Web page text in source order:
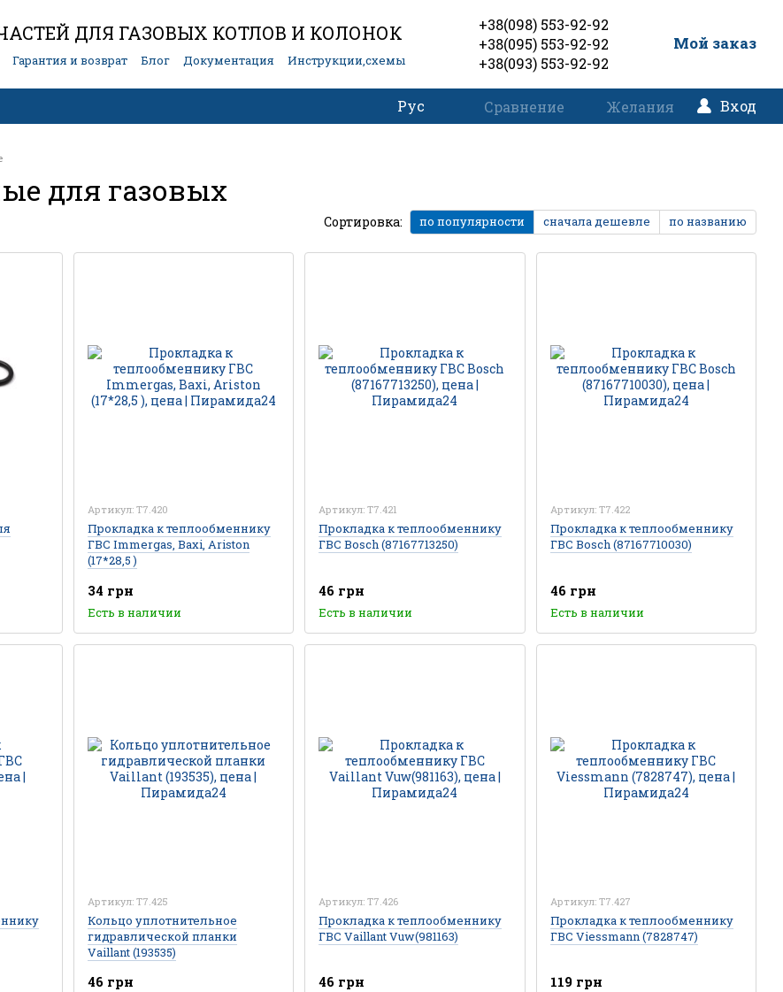
ДЛЯ ГАЗОВЫХ КОТЛОВ И КОЛОНОК
Гарантия и возврат Блог Документация
Инструкции,схемы
+38(098) 553-92-92
+38(095) 553-92-92
+38(093) 553-92-92
Мой заказ
Рус Сравнение Желания Вход
для газовых
Сортировка: по популярности сначала дешевле по названию
Артикул: T7.420
Прокладка к теплообменнику
ГВС Immergas, Baxi, Ariston
(17*28,5 )
34 грн
Есть в наличии
Артикул: T7.421
Прокладка к теплообменнику
ГВС Bosch (87167713250)
46 грн
Есть в наличии
Артикул: T7.422
Прокладка к теплообменнику
ГВС Bosch (87167710030)
46 грн
Есть в наличии
Артикул: T7.425
Кольцо уплотнительное
гидравлической планки
Vaillant (193535)
46 грн
Артикул: T7.426
Прокладка к теплообменнику
ГВС Vaillant Vuw(981163)
46 грн
Артикул: T7.427
Прокладка к теплообменнику
ГВС Viessmann (7828747)
119 грн